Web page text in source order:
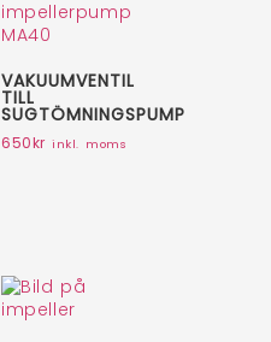
VAKUUMVENTIL
TILL
SUGTÖMNINGSPUMP
650kr inkl. moms